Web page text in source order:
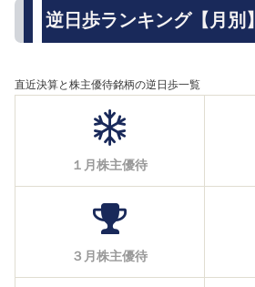
逆日歩ランキング【月別】
直近決算と株主優待銘柄の逆日歩一覧
１月株主優待
３月株主優待